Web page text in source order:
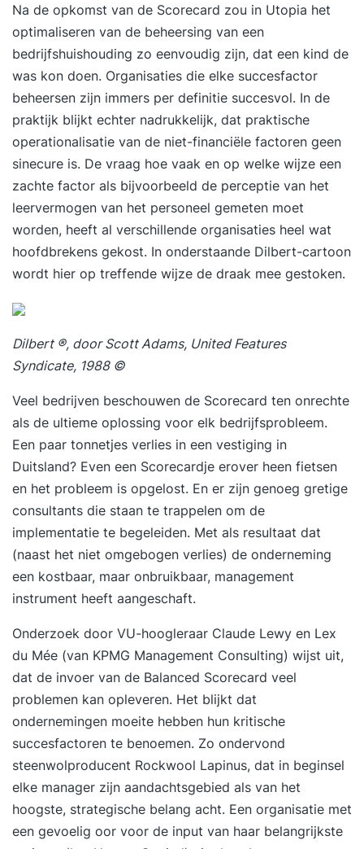
Na de opkomst van de Scorecard zou in Utopia het
optimaliseren van de beheersing van een
bedrijfshuishouding zo eenvoudig zijn, dat een kind de
was kon doen. Organisaties die elke succesfactor
beheersen zijn immers per definitie succesvol. In de
praktijk blijkt echter nadrukkelijk, dat praktische
operationalisatie van de niet-financiële factoren geen
sinecure is. De vraag hoe vaak en op welke wijze een
zachte factor als bijvoorbeeld de perceptie van het
leervermogen van het personeel gemeten moet
worden, heeft al verschillende organisaties heel wat
hoofdbrekens gekost. In onderstaande Dilbert-cartoon
wordt hier op treffende wijze de draak mee gestoken.
Dilbert ®, door Scott Adams, United Features
Syndicate, 1988 ©
Veel bedrijven beschouwen de Scorecard ten onrechte
als de ultieme oplossing voor elk bedrijfsprobleem.
Een paar tonnetjes verlies in een vestiging in
Duitsland? Even een Scorecardje erover heen fietsen
en het probleem is opgelost. En er zijn genoeg gretige
consultants die staan te trappelen om de
implementatie te begeleiden. Met als resultaat dat
(naast het niet omgebogen verlies) de onderneming
een kostbaar, maar onbruikbaar, management
instrument heeft aangeschaft.
Onderzoek door VU-hoogleraar Claude Lewy en Lex
du Mée (van KPMG Management Consulting) wijst uit,
dat de invoer van de Balanced Scorecard veel
problemen kan opleveren. Het blijkt dat
ondernemingen moeite hebben hun kritische
succesfactoren te benoemen. Zo ondervond
steenwolproducent Rockwool Lapinus, dat in beginsel
elke manager zijn aandachtsgebied als van het
hoogste, strategische belang acht. Een organisatie met
een gevoelig oor voor de input van haar belangrijkste